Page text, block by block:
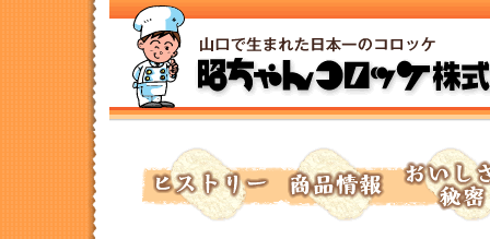
トップページへ